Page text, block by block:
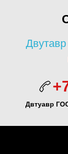
Двутавр
Двтуавр